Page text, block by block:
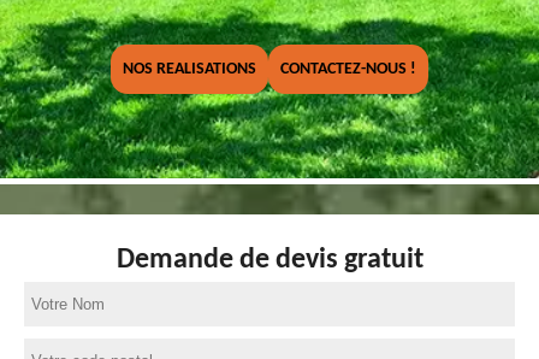
NOS REALISATIONS CONTACTEZ-NOUS !
Demande de devis gratuit